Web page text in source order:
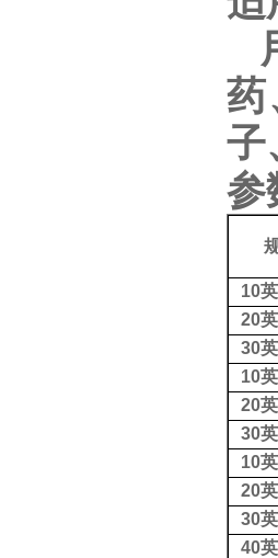
药
子
参
10
20
30
10
20
30
10
20
30
40